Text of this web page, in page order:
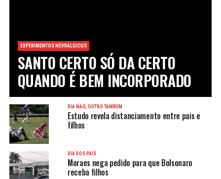
EXPERIMENTOS NEVRÁLGICOS
SANTO CERTO SÓ DA CERTO
QUANDO É BEM INCORPORADO
DIA NÃO, OUTRO TAMBÉM
Estudo revela distanciamento entre pais e
filhos
DIA DOS PAIS
Moraes nega pedido para que Bolsonaro
receba filhos